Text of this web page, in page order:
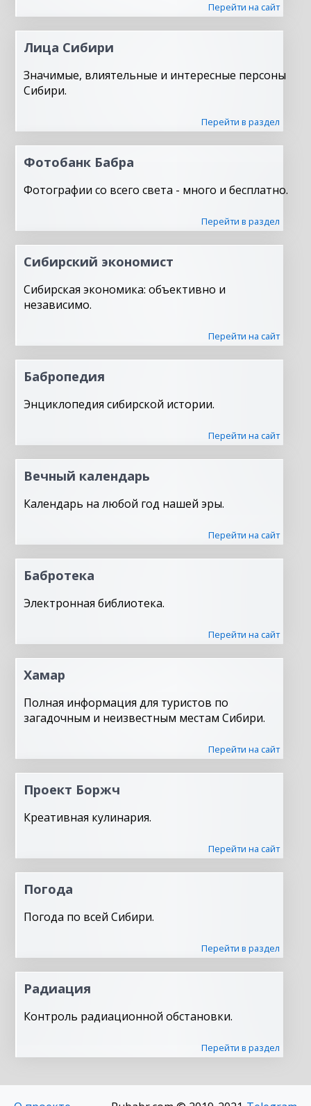
Перейти на сайт
Лица Сибири
Значимые, влиятельные и интересные персоны
Сибири.
Перейти в раздел
Фотобанк Бабра
Фотографии со всего света - много и бесплатно.
Перейти в раздел
Сибирский экономист
Сибирская экономика: объективно и
независимо.
Перейти на сайт
Бабропедия
Энциклопедия сибирской истории.
Перейти на сайт
Вечный календарь
Календарь на любой год нашей эры.
Перейти на сайт
Бабротека
Электронная библиотека.
Перейти на сайт
Хамар
Полная информация для туристов по
загадочным и неизвестным местам Сибири.
Перейти на сайт
Проект Боржч
Креативная кулинария.
Перейти на сайт
Погода
Погода по всей Сибири.
Перейти в раздел
Радиация
Контроль радиационной обстановки.
Перейти в раздел